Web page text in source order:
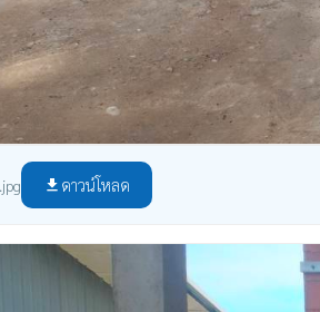
file_download ดาวน์โหลด